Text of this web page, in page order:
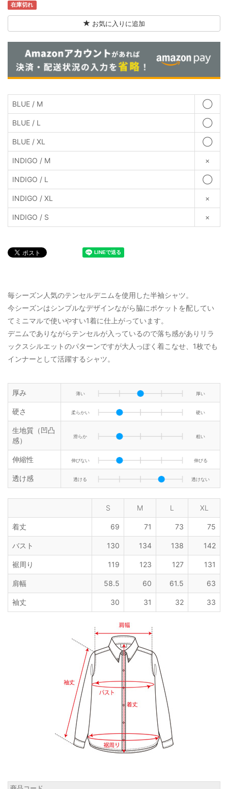
在庫切れ
お気に入りに追加
BLUE / M ◯
BLUE / L ◯
BLUE / XL ◯
INDIGO / M ×
INDIGO / L ◯
INDIGO / XL ×
INDIGO / S ×
毎シーズン人気のテンセルデニムを使用した半袖シャツ。
今シーズンはシンプルなデザインながら脇にポケットを配してい
てミニマルで使いやすい1着に仕上がっています。
デニムでありながらテンセルが入っているので落ち感がありリラ
ックスシルエットのパターンですが大人っぽく着こなせ、1枚でも
インナーとして活躍するシャツ。
厚み 薄い 厚い
硬さ 柔らかい 硬い
生地質（凹凸
感）
滑らか 粗い
伸縮性 伸びない 伸びる
透け感 透ける 透けない
S M L XL
着丈 69 71 73 75
バスト 130 134 138 142
裾周り 119 123 127 131
肩幅 58.5 60 61.5 63
袖丈 30 31 32 33